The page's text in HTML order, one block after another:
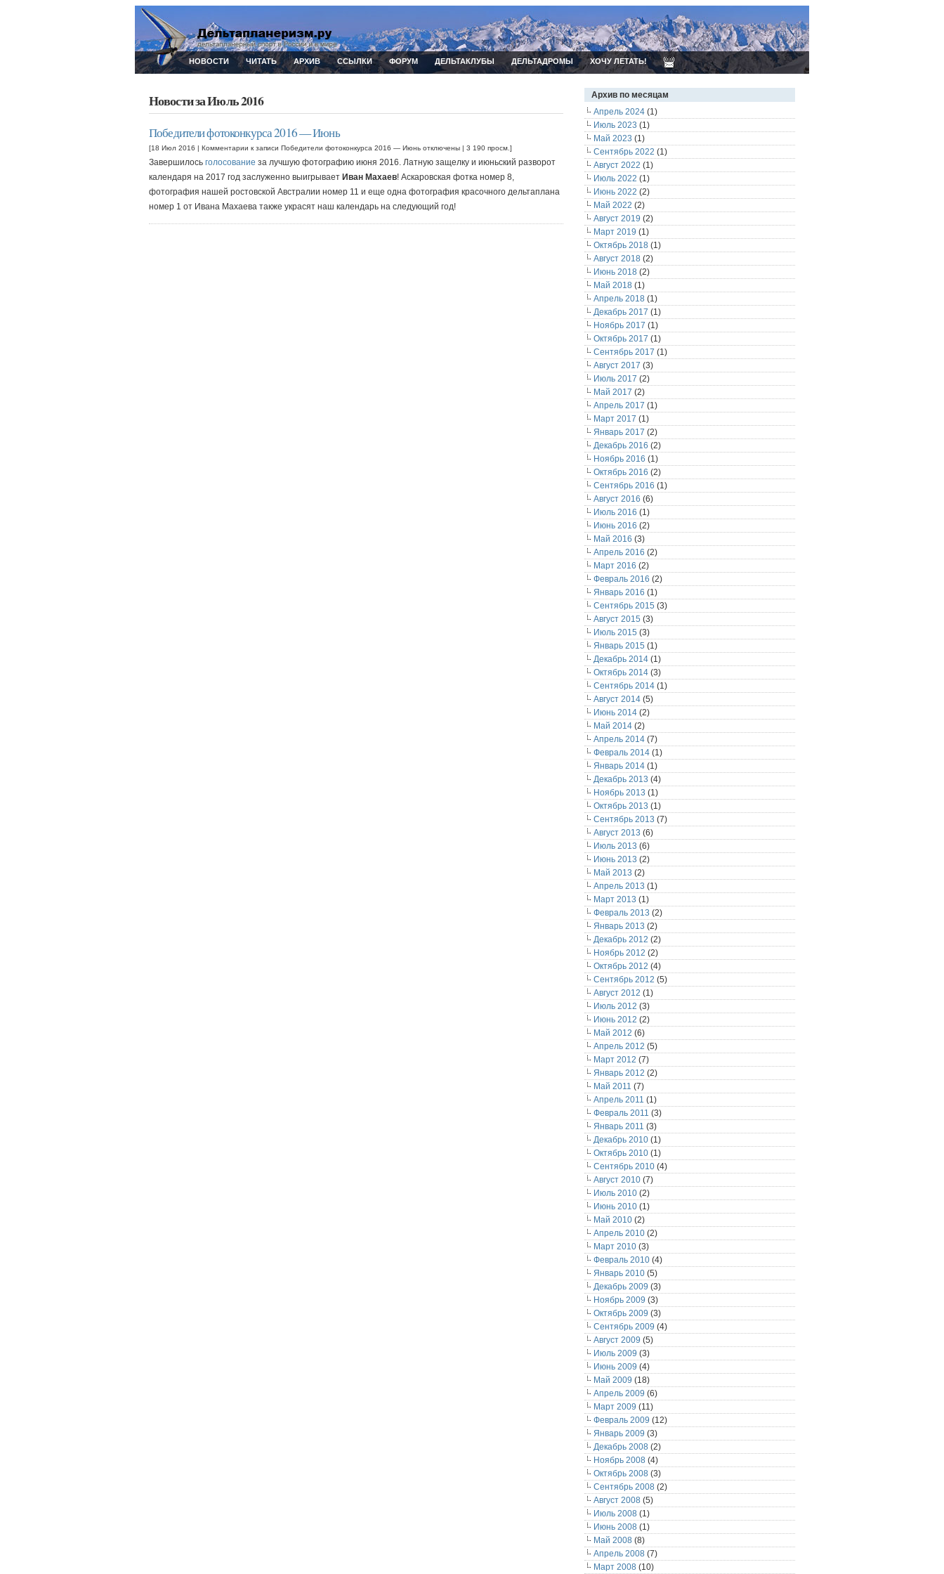
НОВОСТИ ЧИТАТЬ АРХИВ ССЫЛКИ ФОРУМ ДЕЛЬТАКЛУБЫ ДЕЛЬТАДРОМЫ ХОЧУ ЛЕТАТЬ!
Новости за Июль 2016
Победители фотоконкурса 2016 — Июнь
[18 Июл 2016 | Комментарии к записи Победители фотоконкурса 2016 — Июнь отключены | 3 190 просм.]
Завершилось голосование за лучшую фотографию июня 2016. Латную защелку и июньский разворот
календаря на 2017 год заслуженно выигрывает Иван Махаев! Аскаровская фотка номер 8,
фотография нашей ростовской Австралии номер 11 и еще одна фотография красочного дельтаплана
номер 1 от Ивана Махаева также украсят наш календарь на следующий год!
Архив по месяцам
Апрель 2024 (1)
Июль 2023 (1)
Май 2023 (1)
Сентябрь 2022 (1)
Август 2022 (1)
Июль 2022 (1)
Июнь 2022 (2)
Май 2022 (2)
Август 2019 (2)
Март 2019 (1)
Октябрь 2018 (1)
Август 2018 (2)
Июнь 2018 (2)
Май 2018 (1)
Апрель 2018 (1)
Декабрь 2017 (1)
Ноябрь 2017 (1)
Октябрь 2017 (1)
Сентябрь 2017 (1)
Август 2017 (3)
Июль 2017 (2)
Май 2017 (2)
Апрель 2017 (1)
Март 2017 (1)
Январь 2017 (2)
Декабрь 2016 (2)
Ноябрь 2016 (1)
Октябрь 2016 (2)
Сентябрь 2016 (1)
Август 2016 (6)
Июль 2016 (1)
Июнь 2016 (2)
Май 2016 (3)
Апрель 2016 (2)
Март 2016 (2)
Февраль 2016 (2)
Январь 2016 (1)
Сентябрь 2015 (3)
Август 2015 (3)
Июль 2015 (3)
Январь 2015 (1)
Декабрь 2014 (1)
Октябрь 2014 (3)
Сентябрь 2014 (1)
Август 2014 (5)
Июнь 2014 (2)
Май 2014 (2)
Апрель 2014 (7)
Февраль 2014 (1)
Январь 2014 (1)
Декабрь 2013 (4)
Ноябрь 2013 (1)
Октябрь 2013 (1)
Сентябрь 2013 (7)
Август 2013 (6)
Июль 2013 (6)
Июнь 2013 (2)
Май 2013 (2)
Апрель 2013 (1)
Март 2013 (1)
Февраль 2013 (2)
Январь 2013 (2)
Декабрь 2012 (2)
Ноябрь 2012 (2)
Октябрь 2012 (4)
Сентябрь 2012 (5)
Август 2012 (1)
Июль 2012 (3)
Июнь 2012 (2)
Май 2012 (6)
Апрель 2012 (5)
Март 2012 (7)
Январь 2012 (2)
Май 2011 (7)
Апрель 2011 (1)
Февраль 2011 (3)
Январь 2011 (3)
Декабрь 2010 (1)
Октябрь 2010 (1)
Сентябрь 2010 (4)
Август 2010 (7)
Июль 2010 (2)
Июнь 2010 (1)
Май 2010 (2)
Апрель 2010 (2)
Март 2010 (3)
Февраль 2010 (4)
Январь 2010 (5)
Декабрь 2009 (3)
Ноябрь 2009 (3)
Октябрь 2009 (3)
Сентябрь 2009 (4)
Август 2009 (5)
Июль 2009 (3)
Июнь 2009 (4)
Май 2009 (18)
Апрель 2009 (6)
Март 2009 (11)
Февраль 2009 (12)
Январь 2009 (3)
Декабрь 2008 (2)
Ноябрь 2008 (4)
Октябрь 2008 (3)
Сентябрь 2008 (2)
Август 2008 (5)
Июль 2008 (1)
Июнь 2008 (1)
Май 2008 (8)
Апрель 2008 (7)
Март 2008 (10)